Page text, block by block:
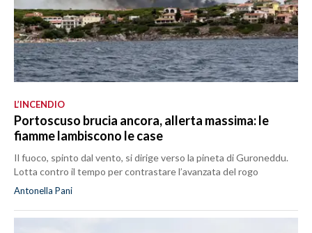
L’INCENDIO
Portoscuso brucia ancora, allerta massima: le
fiamme lambiscono le case
Il fuoco, spinto dal vento, si dirige verso la pineta di Guroneddu.
Lotta contro il tempo per contrastare l’avanzata del rogo
Antonella Pani